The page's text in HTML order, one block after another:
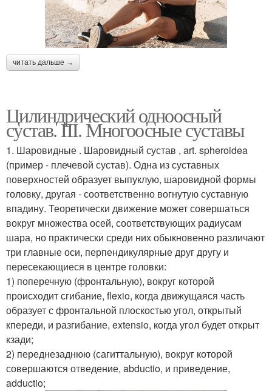
читать дальше →
Цилиндрический одноосный
сустав. III. Многоосные суставы
1. Шаровидные . Шаровидный сустав , art. spheroidea
(пример - плечевой сустав). Одна из суставных
поверхностей образует выпуклую, шаровидной формы
головку, другая - соответственно вогнутую суставную
впадину. Теоретически движение может совершаться
вокруг множества осей, соответствующих радиусам
шара, но практически среди них обыкновенно различают
три главные оси, перпендикулярные друг другу и
пересекающиеся в центре головки:
1) поперечную (фронтальную), вокруг которой
происходит сгибание, flexio, когда движущаяся часть
образует с фронтальной плоскостью угол, открытый
кпереди, и разгибание, extensio, когда угол будет открыт
кзади;
2) переднезаднюю (сагиттальную), вокруг которой
совершаются отведение, abductio, и приведение,
adductio;